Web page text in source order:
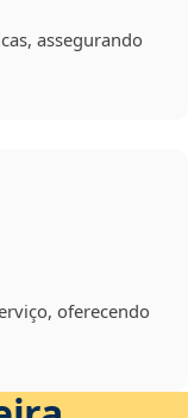
assegurando
oferecendo